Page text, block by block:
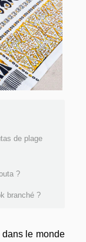
de plage
?
branché ?
le monde